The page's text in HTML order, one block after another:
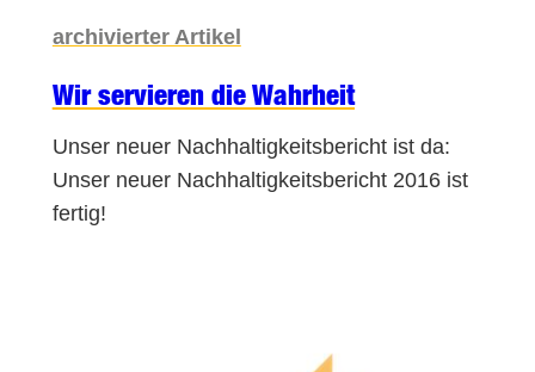
archivierter Artikel
Wir servieren die Wahrheit
Unser neuer Nachhaltigkeitsbericht ist da:
Unser neuer Nachhaltigkeitsbericht 2016 ist
fertig!